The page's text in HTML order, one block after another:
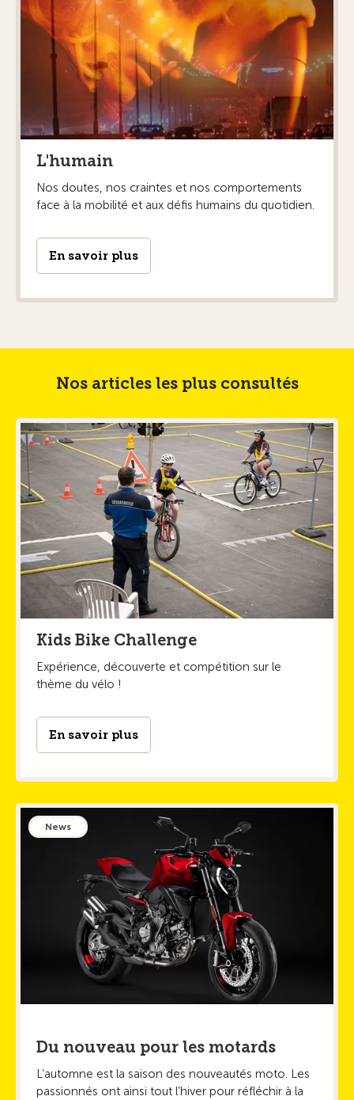
L'humain
Nos doutes, nos craintes et nos comportements
face à la mobilité et aux défis humains du quotidien.
En savoir plus
Nos articles les plus consultés
Kids Bike Challenge
Expérience, découverte et compétition sur le
thème du vélo !
En savoir plus
News
Du nouveau pour les motards
L’automne est la saison des nouveautés moto. Les
passionnés ont ainsi tout l’hiver pour réfléchir à la